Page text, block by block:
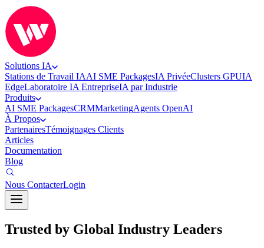
Solutions IA
Stations de Travail IAAI SME PackagesIA PrivéeClusters GPUIA
EdgeLaboratoire IA EntrepriseIA par Industrie
Produits
AI SME PackagesCRMMarketingAgents OpenAI
À Propos
PartenairesTémoignages Clients
Articles
Documentation
Blog
Nous ContacterLogin
Trusted by Global Industry Leaders